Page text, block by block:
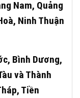
Nam, Quảng
Ninh Thuận
Bình Dương,
và Thành
Tiền